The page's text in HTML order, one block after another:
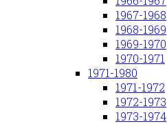
1967-1968
1968-1969
1969-1970
1970-1971
1971-1980
1971-1972
1972-1973
1973-1974